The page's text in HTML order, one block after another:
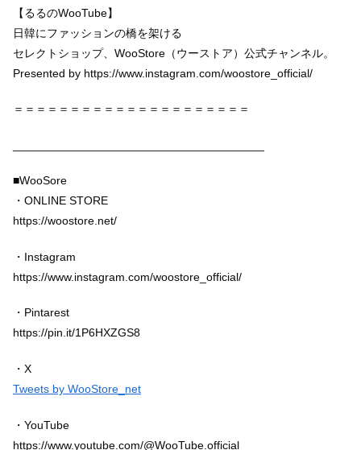
【るるのWooTube】
日韓にファッションの橋を架ける
セレクトショップ、WooStore（ウーストア）公式チャンネル。
Presented by https://www.instagram.com/woostore_official/
＝＝＝＝＝＝＝＝＝＝＝＝＝＝＝＝＝＝＝＝＝
■WooSore
・ONLINE STORE
https://woostore.net/
・Instagram
https://www.instagram.com/woostore_official/
・Pintarest
https://pin.it/1P6HXZGS8
・X
Tweets by WooStore_net
・YouTube
https://www.youtube.com/@WooTube.official